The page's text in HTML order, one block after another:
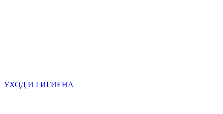
УХОД И ГИГИЕНА